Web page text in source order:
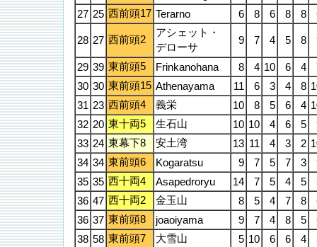
27 25 西前頭17 Terarno 6 8 6 8 8
28 27 西前頭2
アシェット・
デローサ
9 7 4 5 8
29 39 東前頭5 Frinkanohana 8 4 10 6 4
30 30 東前頭15 Athenayama 11 6 3 4 8
31 23 西前頭4 義栄 10 8 5 6 4
32 20 東十両5 生石山 10 10 4 6 5
33 24 東幕下8 安土湾 13 11 4 3 2
34 34 東前頭6 Kogaratsu 9 7 5 7 3
35 35 西十両4 Asapedroryu 14 7 5 4 5
36 47 西十両2 金玉山 8 5 4 7 8
36 37 東前頭8 joaoiyama 9 7 4 8 5
38 58 東前頭7 大雪山 5 10 6 6 4